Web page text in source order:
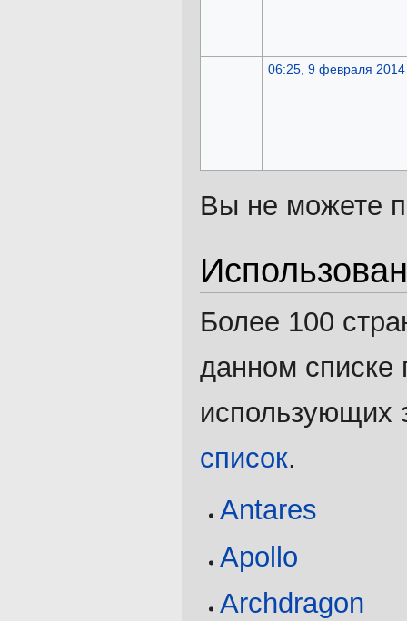
06:25, 9 февраля 2014
Вы не можете
Более 100
данном списке
использующих
список.
Antares
Apollo
Archdragon